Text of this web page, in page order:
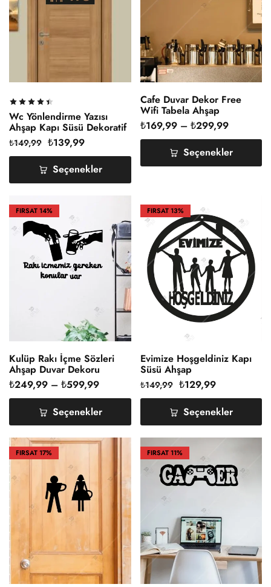
Wc Yönlendirme Yazısı
Ahşap Kapı Süsü Dekoratif
₺149,99 ₺139,99
Seçenekler
Cafe Duvar Dekor Free
Wifi Tabela Ahşap
₺169,99 – ₺299,99
Seçenekler
FIRSAT14%
Kulüp Rakı İçme Sözleri
Ahşap Duvar Dekoru
₺249,99 – ₺599,99
Seçenekler
FIRSAT13%
Evimize Hoşgeldiniz Kapı
Süsü Ahşap
₺149,99 ₺129,99
Seçenekler
FIRSAT17% FIRSAT11%